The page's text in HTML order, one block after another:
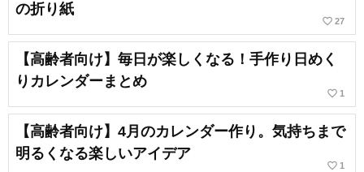
の折り紙
favorite_border 27
【高齢者向け】毎日が楽しくなる！手作り日めく
りカレンダーまとめ
favorite_border 1
【高齢者向け】4月のカレンダー作り。気持ちまで
明るくなる楽しいアイデア
favorite_border 1